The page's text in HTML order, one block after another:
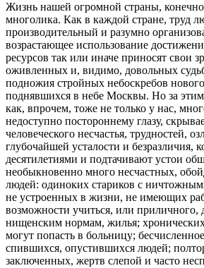
Жизнь нашей огромной страны,
многолика. Как в каждой стране, труд
производительный и разумно
возрастающее использование
ресурсов так или иначе приносят свои
оживленных и, видимо, довольных
подножия стройных небоскребов
поднявшихся в небе Москвы. Но за этим
как, впрочем, тоже не только у нас,
недоступно постороннему глазу,
человеческого несчастья, трудностей,
глубочайшей усталости и безразличия,
десятилетиями и подтачивают устои
необыкновенно много несчастных,
людей: одиноких стариков с
не устроенных в жизни, не имеющих
возможности учиться, или
нищенским нормам, жилья;
могут попасть в больницу;
спившихся, опустившихся людей;
заключенных, жертв слепой и часто